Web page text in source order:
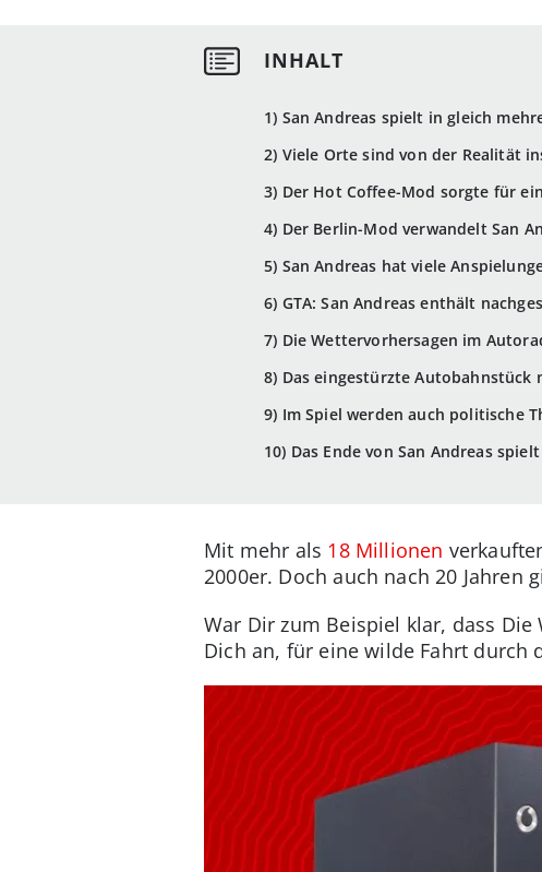
1) San Andreas spielt in gleich
2) Viele Orte sind von der Realität
3) Der Hot Coffee-Mod sorgte für
4) Der Berlin-Mod verwandelt San
5) San Andreas hat viele
6) GTA: San Andreas enthält
7) Die Wettervorhersagen im
8) Das eingestürzte Autobahnstück
9) Im Spiel werden auch politische
10) Das Ende von San Andreas
Mit mehr als 18 Millionen
2000er. Doch auch nach 20
War Dir zum Beispiel klar, dass
Dich an, für eine wilde Fahrt durch